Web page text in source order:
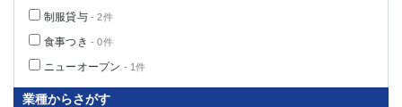
制服貸与- 2件
食事つき - 0件
ニューオープン - 1件
業種からさがす